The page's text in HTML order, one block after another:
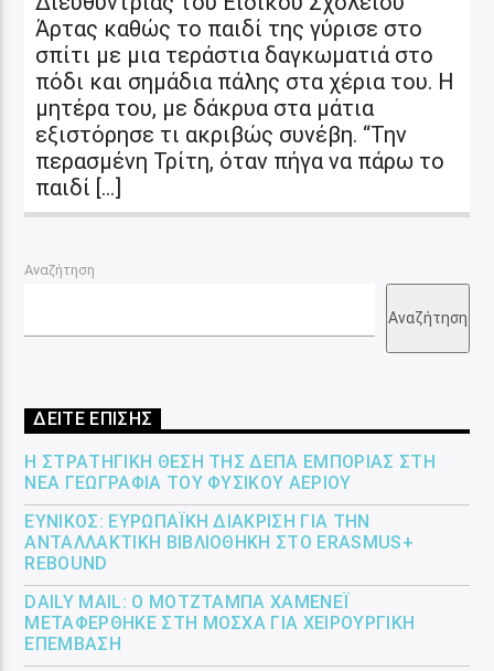
Άρτας καθώς το παιδί της γύρισε στο
σπίτι με μια τεράστια δαγκωματιά στο
πόδι και σημάδια πάλης στα χέρια του. Η
μητέρα του, με δάκρυα στα μάτια
εξιστόρησε τι ακριβώς συνέβη. “Την
περασμένη Τρίτη, όταν πήγα να πάρω το
παιδί […]
Αναζήτηση
Αναζήτηση
ΔΕΙΤΕ ΕΠΙΣΗΣ
Η ΣΤΡΑΤΗΓΙΚΉ ΘΈΣΗ ΤΗΣ ΔΕΠΑ ΕΜΠΟΡΊΑΣ ΣΤΗ
ΝΈΑ ΓΕΩΓΡΑΦΊΑ ΤΟΥ ΦΥΣΙΚΟΎ ΑΕΡΊΟΥ
ΕΎΝΙΚΟΣ: ΕΥΡΩΠΑΪΚΉ ΔΙΆΚΡΙΣΗ ΓΙΑ ΤΗΝ
ΑΝΤΑΛΛΑΚΤΙΚΉ ΒΙΒΛΙΟΘΉΚΗ ΣΤΟ ERASMUS+
REBOUND
DAILY MAIL: Ο ΜΟΤΖΤΆΜΠΑ ΧΑΜΕΝΕΪ́
ΜΕΤΑΦΈΡΘΗΚΕ ΣΤΗ ΜΌΣΧΑ ΓΙΑ ΧΕΙΡΟΥΡΓΙΚΉ
ΕΠΈΜΒΑΣΗ